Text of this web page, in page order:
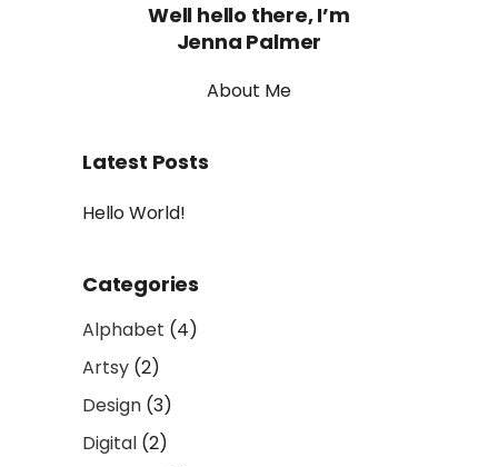
Well hello there, I’m
Jenna Palmer
About Me
Latest Posts
Hello World!
Categories
Alphabet (4)
Artsy (2)
Design (3)
Digital (2)